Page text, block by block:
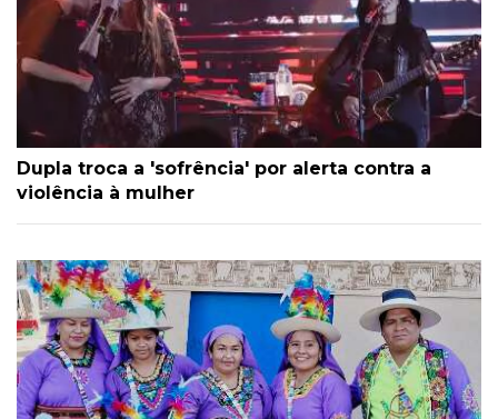
Dupla troca a 'sofrência' por alerta contra a
violência à mulher